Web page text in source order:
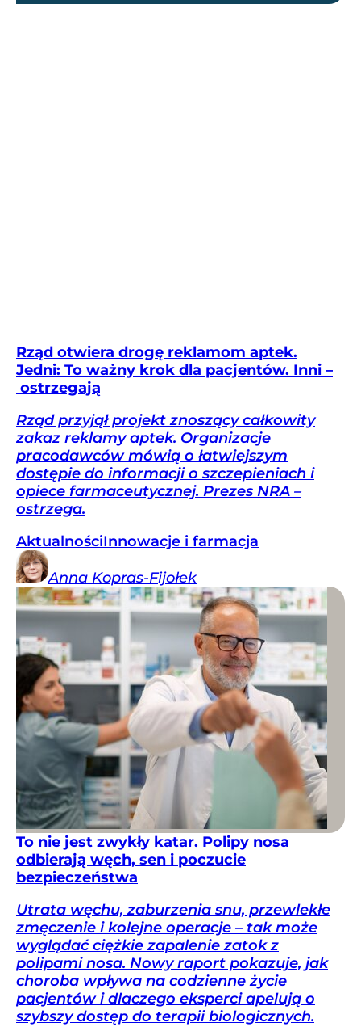
Rząd otwiera drogę reklamom aptek.
Jedni: To ważny krok dla pacjentów. Inni –
ostrzegają
Rząd przyjął projekt znoszący całkowity
zakaz reklamy aptek. Organizacje
pracodawców mówią o łatwiejszym
dostępie do informacji o szczepieniach i
opiece farmaceutycznej. Prezes NRA –
ostrzega.
AktualnościInnowacje i farmacja
Anna Kopras-Fijołek
To nie jest zwykły katar. Polipy nosa
odbierają węch, sen i poczucie
bezpieczeństwa
Utrata węchu, zaburzenia snu, przewlekłe
zmęczenie i kolejne operacje – tak może
wyglądać ciężkie zapalenie zatok z
polipami nosa. Nowy raport pokazuje, jak
choroba wpływa na codzienne życie
pacjentów i dlaczego eksperci apelują o
szybszy dostęp do terapii biologicznych.